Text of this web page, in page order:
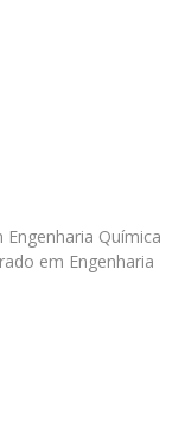
Química
em Engenharia